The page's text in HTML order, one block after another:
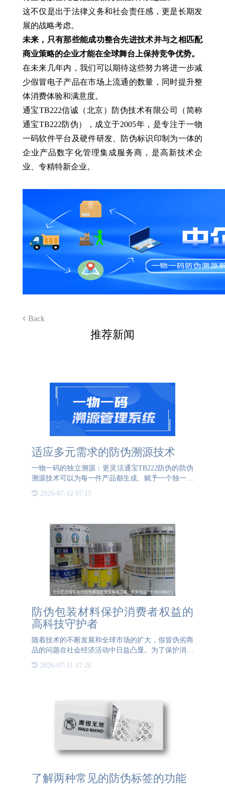
这不仅是出于法律义务和社会责任感，更是长期发
展的战略考虑。
未来，只有那些能成功整合先进技术并与之相匹配
商业策略的企业才能在全球舞台上保持竞争优势。
在未来几年内，我们可以期待这些努力将进一步减
少假冒电子产品在市场上流通的数量，同时提升整
体消费体验和满意度。
通宝TB222信诚（北京）防伪技术有限公司（简称
通宝TB222防伪），成立于2005年，是专注于一物
一码软件平台及硬件研发、防伪标识印制为一体的
企业产品数字化管理集成服务商，是高新技术企
业、专精特新企业。
Back
推荐新闻
适应多元需求的防伪溯源技术
一物一码的独立溯源：更灵活通宝TB222防伪的防伪
溯源技术可以为每一件产品都生成、赋予一个独一无
二的身份码，这个身份码就是产品专属的二维码，这
个二维码可以记录产品从原材料的采集到生产以及到
2026-07-12 07:15
防伪包装材料保护消费者权益的
高科技守护者
随着技术的不断发展和全球市场的扩大，假冒伪劣商
品的问题在社会经济活动中日益凸显。为了保护消费
者权益，各行各业都在积极探索有效的防伪手段。在
防伪领域中，防伪包装材料以其独特的优势逐渐成为
2026-07-11 17:26
了解两种常见的防伪标签的功能